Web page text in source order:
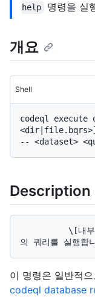
help
명령을 실
개요
Shell
codeql
<dir|file.bqrs>]
Description
이 명령은 일반적
codeql database